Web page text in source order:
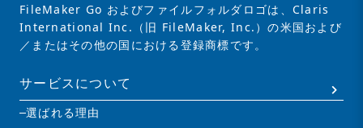
FileMaker Go およびファイルフォルダロゴは、Claris
International Inc.（旧 FileMaker, Inc.）の米国および
／またはその他の国における登録商標です。
サービスについて
選ばれる理由